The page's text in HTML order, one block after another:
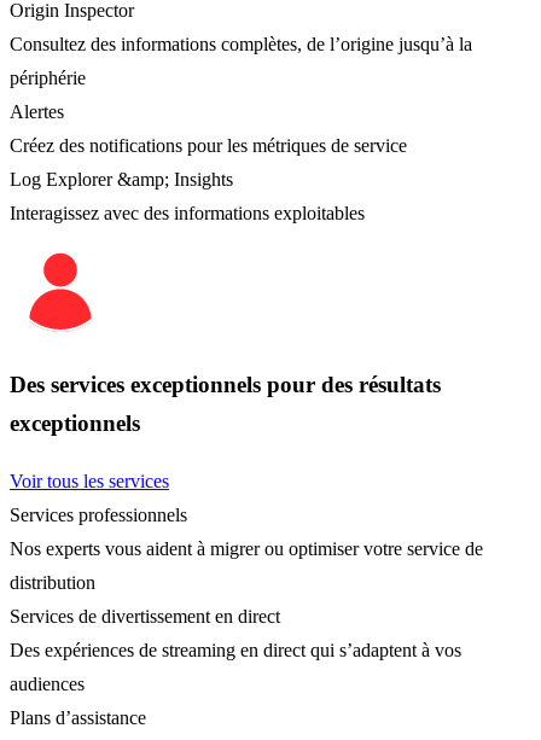
Origin Inspector
Consultez des informations complètes, de l’origine jusqu’à la
périphérie
Alertes
Créez des notifications pour les métriques de service
Log Explorer &amp; Insights
Interagissez avec des informations exploitables
Des services exceptionnels pour des résultats
exceptionnels
Voir tous les services
Services professionnels
Nos experts vous aident à migrer ou optimiser votre service de
distribution
Services de divertissement en direct
Des expériences de streaming en direct qui s’adaptent à vos
audiences
Plans d’assistance